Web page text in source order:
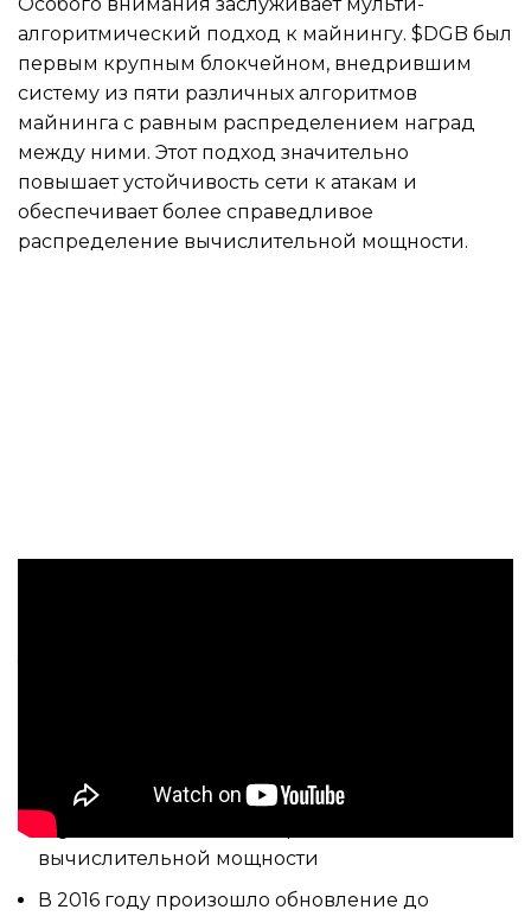
алгоритмический подход к майнингу. $DGB был
первым крупным блокчейном, внедрившим
систему из пяти различных алгоритмов
майнинга с равным распределением наград
между ними. Этот подход значительно
повышает устойчивость сети к атакам и
обеспечивает более справедливое
распределение вычислительной мощности.
В 2014 году была внедрена технология
DigiShield для защиты от резких колебаний
вычислительной мощности
В 2016 году произошло обновление до